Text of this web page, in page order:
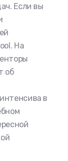
Если вы
На
об
в